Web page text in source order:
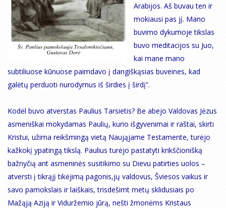
Arabijos. Aš buvau ten ir
mokiausi pas jį. Mano
buvimo dykumoje tikslas
buvo meditacijos su Juo,
kai mane mano
subtiliuose kūnuose paimdavo į dangiškąsias buveines, kad
galėtų perduoti nurodymus iš širdies į širdį”.
Kodėl buvo atverstas Paulius Tarsietis? Be abejo Valdovas Jėzus
asmeniškai mokydamas Paulių, kurio išgyvenimai ir raštai, skirti
Kristui, užima reikšmingą vietą Naująjame Testamente, turėjo
kažkokį ypatingą tikslą. Paulius turėjo pastatyti krikščionišką
bažnyčią ant asmeninės susitikimo su Dievu patirties uolos –
atversti į tikrąjį tikėjimą pagonis,jų valdovus, Šviesos vaikus ir
savo pamokslais ir laiškais, trisdešimt metų sklidusiais po
Mažąją Aziją ir Viduržemio jūrą, nešti žmonėms Kristaus